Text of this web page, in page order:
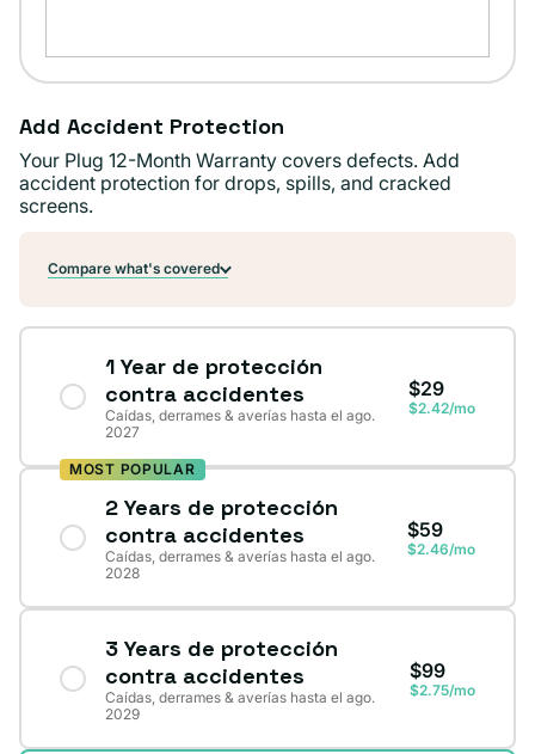
Add Accident Protection
Your Plug 12-Month Warranty covers defects. Add
accident protection for drops, spills, and cracked
screens.
Compare what's covered
1 Year de protección
contra accidentes
Caídas, derrames & averías hasta el ago.
2027
$29
$2.42/mo
MOST POPULAR
2 Years de protección
contra accidentes
Caídas, derrames & averías hasta el ago.
2028
$59
$2.46/mo
3 Years de protección
contra accidentes
Caídas, derrames & averías hasta el ago.
2029
$99
$2.75/mo